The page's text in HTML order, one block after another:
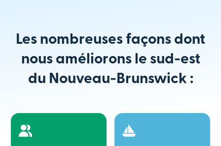
Les nombreuses façons dont
nous améliorons le sud-est
du Nouveau-Brunswick :